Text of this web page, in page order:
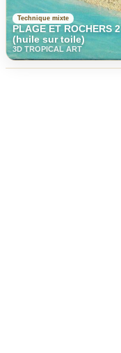
Technique mixte
PLAGE ET ROCHERS 2
(huile sur toile)
3D TROPICAL ART